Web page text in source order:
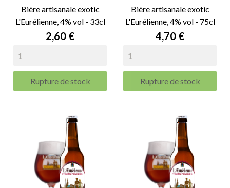
Bière artisanale exotic
L'Eurélienne, 4% vol - 33cl
Prix
2,60 €
Rupture de stock
Bière artisanale exotic
L'Eurélienne, 4% vol - 75cl
Prix
4,70 €
Rupture de stock